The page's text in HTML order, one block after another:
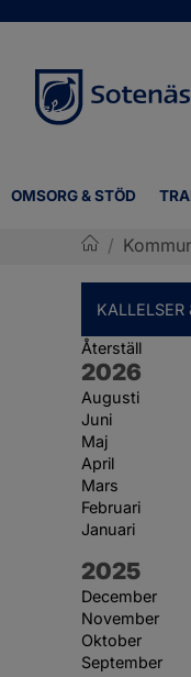
OMSORG & STÖD
/
KALLELSER
Återställ
År:
2026
Augusti
Juni
Maj
April
Mars
Februari
Januari
År:
2025
December
November
Oktober
September